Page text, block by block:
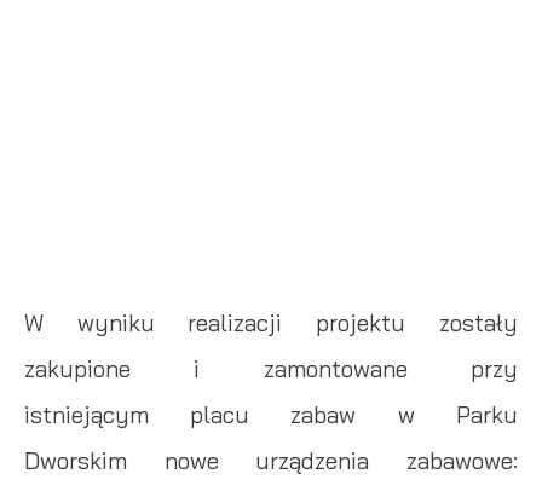
W wyniku realizacji projektu zostały
zakupione i zamontowane przy
istniejącym placu zabaw w Parku
Dworskim nowe urządzenia zabawowe: